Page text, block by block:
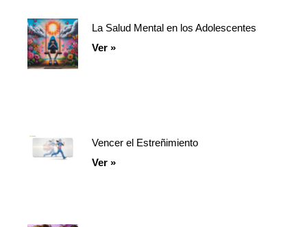
La Salud Mental en los Adolescentes
Ver »
Vencer el Estreñimiento
Ver »